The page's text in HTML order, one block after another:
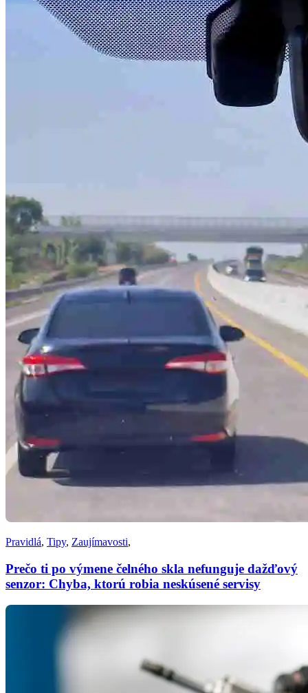
Pravidlá, Tipy, Zaujímavosti,
Prečo ti po výmene čelného skla nefunguje dažďový
senzor: Chyba, ktorú robia neskúsené servisy